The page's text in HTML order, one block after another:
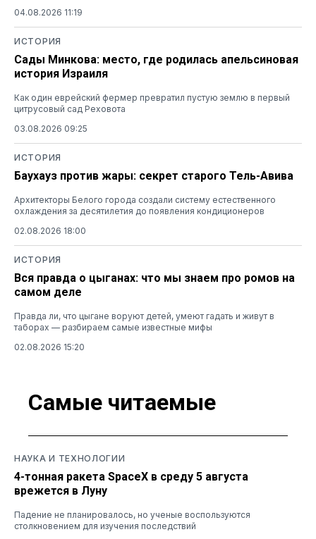
04.08.2026 11:19
ИСТОРИЯ
Сады Минкова: место, где родилась апельсиновая
история Израиля
Как один еврейский фермер превратил пустую землю в первый
цитрусовый сад Реховота
03.08.2026 09:25
ИСТОРИЯ
Баухауз против жары: секрет старого Тель-Авива
Архитекторы Белого города создали систему естественного
охлаждения за десятилетия до появления кондиционеров
02.08.2026 18:00
ИСТОРИЯ
Вся правда о цыганах: что мы знаем про ромов на
самом деле
Правда ли, что цыгане воруют детей, умеют гадать и живут в
таборах — разбираем самые известные мифы
02.08.2026 15:20
Самые читаемые
НАУКА И ТЕХНОЛОГИИ
4-тонная ракета SpaceX в среду 5 августа
врежется в Луну
Падение не планировалось, но ученые воспользуются
столкновением для изучения последствий